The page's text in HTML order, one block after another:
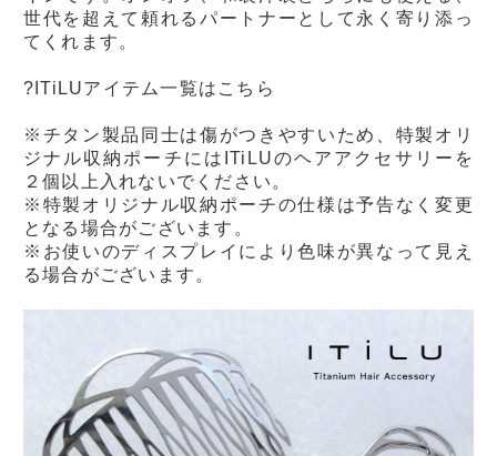
世代を超えて頼れるパートナーとして永く寄り添っ
てくれます。
?ITiLUアイテム一覧はこちら
※チタン製品同士は傷がつきやすいため、特製オリ
ジナル収納ポーチにはITiLUのヘアアクセサリーを
２個以上入れないでください。
※特製オリジナル収納ポーチの仕様は予告なく変更
となる場合がございます。
※お使いのディスプレイにより色味が異なって見え
る場合がございます。